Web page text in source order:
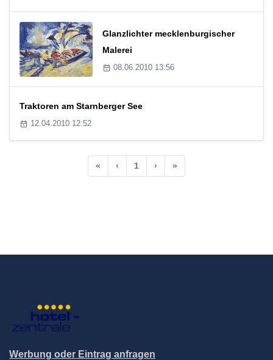
Glanzlichter mecklenburgischer
Malerei
08.06.2010 13:56
Traktoren am Starnberger See
12.04.2010 12:52
« ‹ 1 › »
Werbung oder Eintrag anfragen